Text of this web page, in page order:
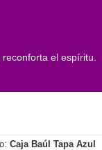
el espíritu.
Caja Baúl Tapa Azul